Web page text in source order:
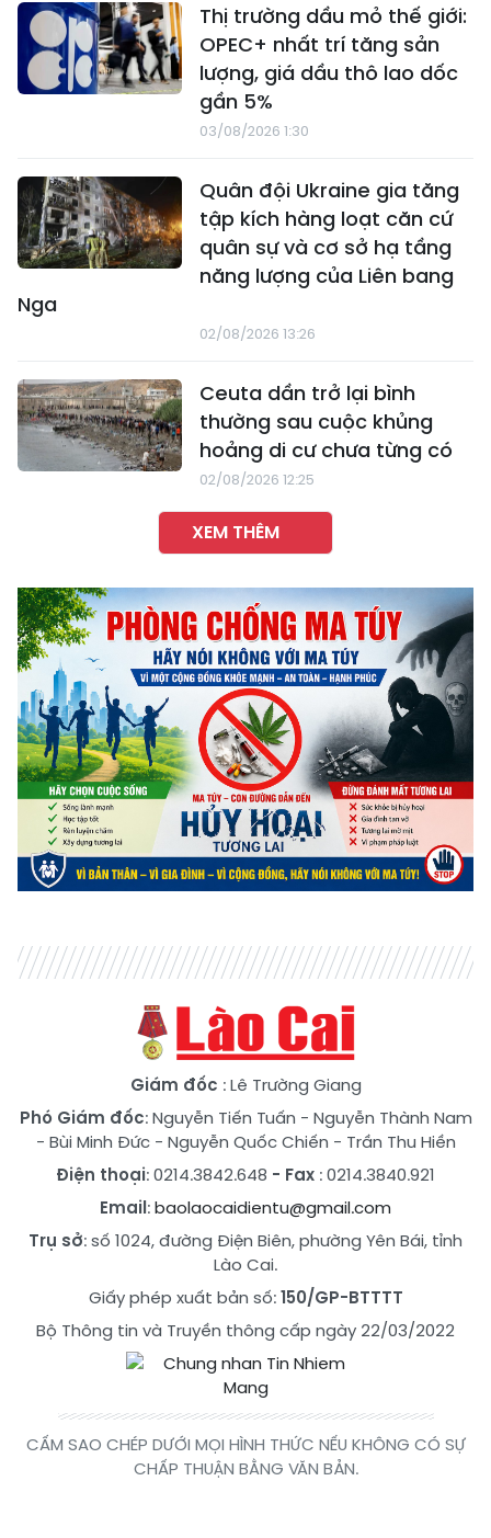
Thị trường dầu mỏ thế giới:
OPEC+ nhất trí tăng sản
lượng, giá dầu thô lao dốc
gần 5%
03/08/2026 1:30
Quân đội Ukraine gia tăng
tập kích hàng loạt căn cứ
quân sự và cơ sở hạ tầng
năng lượng của Liên bang
Nga
02/08/2026 13:26
Ceuta dần trở lại bình
thường sau cuộc khủng
hoảng di cư chưa từng có
02/08/2026 12:25
XEM THÊM
Giám đốc : Lê Trường Giang
Phó Giám đốc:Nguyễn Tiến Tuấn - Nguyễn Thành Nam
- Bùi Minh Đức- Nguyễn Quốc Chiến - Trần Thu Hiền
Điện thoại: 0214.3842.648 - Fax : 0214.3840.921
Email:baolaocaidientu@gmail.com
Trụ sở: số 1024, đường Điện Biên, phường Yên Bái, tỉnh
Lào Cai.
Giấy phép xuất bản số:150/GP-BTTTT
Bộ Thông tin và Truyền thông cấp ngày 22/03/2022
CẤM SAO CHÉP DƯỚI MỌI HÌNH THỨC NẾU KHÔNG CÓ SỰ
CHẤP THUẬN BẰNG VĂN BẢN.